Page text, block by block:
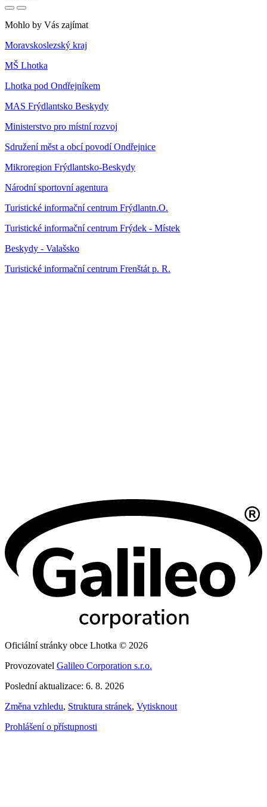
Mohlo by Vás zajímat
Moravskoslezský kraj
MŠ Lhotka
Lhotka pod Ondřejníkem
MAS Frýdlantsko Beskydy
Ministerstvo pro místní rozvoj
Sdružení měst a obcí povodí Ondřejnice
Mikroregion Frýdlantsko-Beskydy
Národní sportovní agentura
Turistické informační centrum Frýdlantn.O.
Turistické informační centrum Frýdek - Místek
Beskydy - Valašsko
Turistické informační centrum Frenštát p. R.
Oficiální stránky obce Lhotka © 2026
Provozovatel Galileo Corporation s.r.o.
Poslední aktualizace: 6. 8. 2026
Změna vzhledu, Struktura stránek, Vytisknout
Prohlášení o přístupnosti